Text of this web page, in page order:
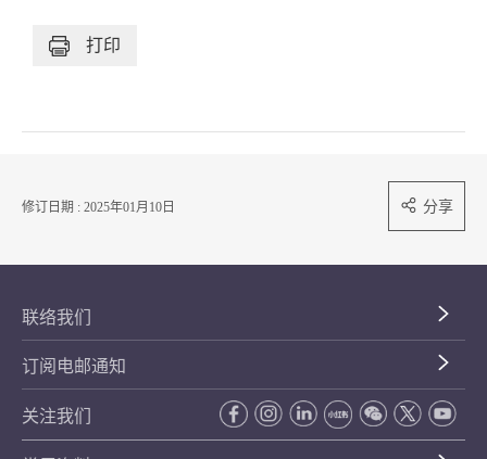
打印
修订日期 : 2025年01月10日 分享
联络我们
订阅电邮通知
关注我们